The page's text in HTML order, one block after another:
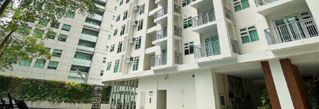
。
本
文
に
移
動
し